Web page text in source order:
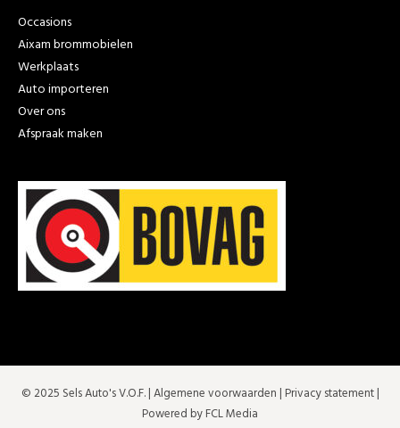
Occasions
Aixam brommobielen
Werkplaats
Auto importeren
Over ons
Afspraak maken
© 2025 Sels Auto's V.O.F. |Algemene voorwaarden | Privacy statement|
Powered by FCL Media